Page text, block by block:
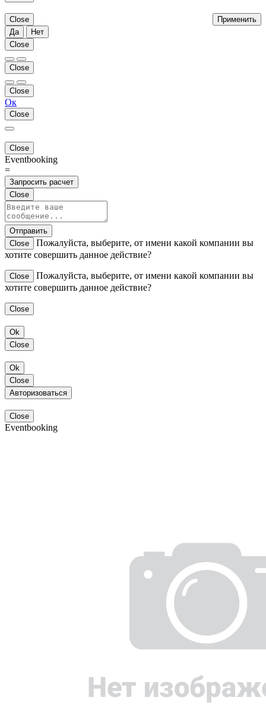
Применить
Close
Да
Нет
Close
Close
Close
Ок
Close
Close
Eventbooking
=
Запросить расчет
Close
Отправить
Close
Пожалуйста, выберите, от имени какой компании вы
хотите совершить данное действие?
Close
Пожалуйста, выберите, от имени какой компании вы
хотите совершить данное действие?
Close
Ok
Close
Ok
Close
Авторизоваться
Close
Eventbooking